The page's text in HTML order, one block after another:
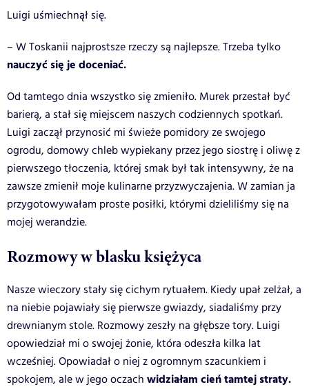
Luigi uśmiechnął się.
– W Toskanii najprostsze rzeczy są najlepsze. Trzeba tylko
nauczyć się je doceniać.
Od tamtego dnia wszystko się zmieniło. Murek przestał być
barierą, a stał się miejscem naszych codziennych spotkań.
Luigi zaczął przynosić mi świeże pomidory ze swojego
ogrodu, domowy chleb wypiekany przez jego siostrę i oliwę z
pierwszego tłoczenia, której smak był tak intensywny, że na
zawsze zmienił moje kulinarne przyzwyczajenia. W zamian ja
przygotowywałam proste posiłki, którymi dzieliliśmy się na
mojej werandzie.
Rozmowy w blasku księżyca
Nasze wieczory stały się cichym rytuałem. Kiedy upał zelżał, a
na niebie pojawiały się pierwsze gwiazdy, siadaliśmy przy
drewnianym stole. Rozmowy zeszły na głębsze tory. Luigi
opowiedział mi o swojej żonie, która odeszła kilka lat
wcześniej. Opowiadał o niej z ogromnym szacunkiem i
spokojem, ale w jego oczach widziałam cień tamtej straty.